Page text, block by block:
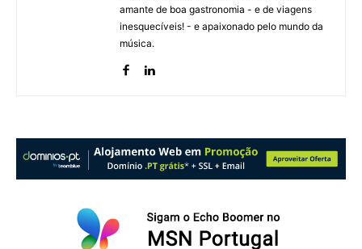
amante de boa gastronomia - e de viagens
inesquecíveis! - e apaixonado pelo mundo da
música.